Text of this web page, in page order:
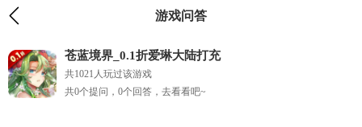
游戏问答
苍蓝境界_0.1折爱琳大陆打充
共1021人玩过该游戏
共0个提问，0个回答，去看看吧~